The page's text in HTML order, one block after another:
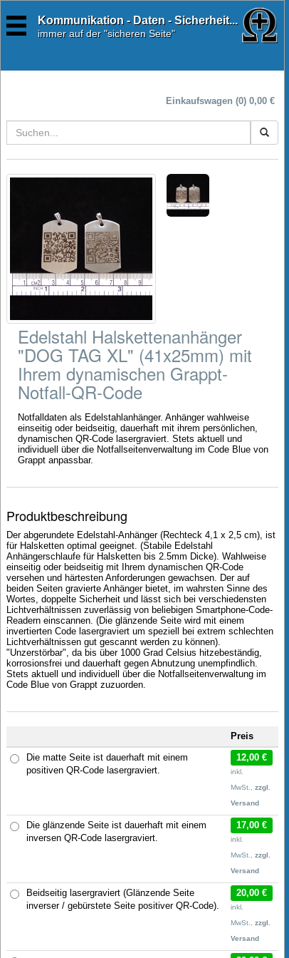
Kommunikation - Daten - Sicherheit...
immerauf der "sicheren Seite"
Einkaufswagen (0) 0,00 €
Edelstahl Halskettenanhänger
"DOG TAG XL" (41x25mm) mit
Ihrem dynamischen Grappt-
Notfall-QR-Code
Notfalldaten als Edelstahlanhänger. Anhänger wahlweise
einseitig oder beidseitig, dauerhaft mit ihrem persönlichen,
dynamischen QR-Code lasergraviert. Stets aktuell und
individuell über die Notfallseitenverwaltung im Code Blue von
Grappt anpassbar.
Produktbeschreibung
Der abgerundete Edelstahl-Anhänger (Rechteck 4,1 x 2,5 cm), ist
für Halsketten optimal geeignet. (Stabile Edelstahl
Anhängerschlaufe für Halsketten bis 2.5mm Dicke). Wahlweise
einseitig oder beidseitig mit Ihrem dynamischen QR-Code
versehen und härtesten Anforderungen gewachsen. Der auf
beiden Seiten gravierte Anhänger bietet, im wahrsten Sinne des
Wortes, doppelte Sicherheit und lässt sich bei verschiedensten
Lichtverhältnissen zuverlässig von beliebigen Smartphone-Code-
Readern einscannen. (Die glänzende Seite wird mit einem
invertierten Code lasergraviert um speziell bei extrem schlechten
Lichtverhältnissen gut gescannt werden zu können).
"Unzerstörbar", da bis über 1000 Grad Celsius hitzebeständig,
korrosionsfrei und dauerhaft gegen Abnutzung unempfindlich.
Stets aktuell und individuell über die Notfallseitenverwaltung im
Code Blue von Grappt zuzuorden.
Preis
Die matte Seite ist dauerhaft mit einem
positiven QR-Code lasergraviert.
12,00 €
inkl.
MwSt., zzgl.
Versand
Die glänzende Seite ist dauerhaft mit einem
inversen QR-Code lasergraviert.
17,00 €
inkl.
MwSt., zzgl.
Versand
Beidseitig lasergraviert (Glänzende Seite
inverser / gebürstete Seite positiver QR-Code).
20,00 €
inkl.
MwSt., zzgl.
Versand